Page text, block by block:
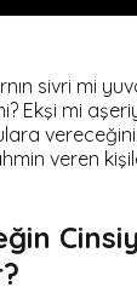
sivri mi
Ekşi mi
veren